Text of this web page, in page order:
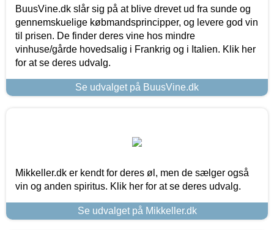
BuusVine.dk slår sig på at blive drevet ud fra sunde og
gennemskuelige købmandsprincipper, og levere god vin
til prisen. De finder deres vine hos mindre
vinhuse/gårde hovedsalig i Frankrig og i Italien. Klik her
for at se deres udvalg.
Se udvalget på BuusVine.dk
Mikkeller.dk er kendt for deres øl, men de sælger også
vin og anden spiritus. Klik her for at se deres udvalg.
Se udvalget på Mikkeller.dk